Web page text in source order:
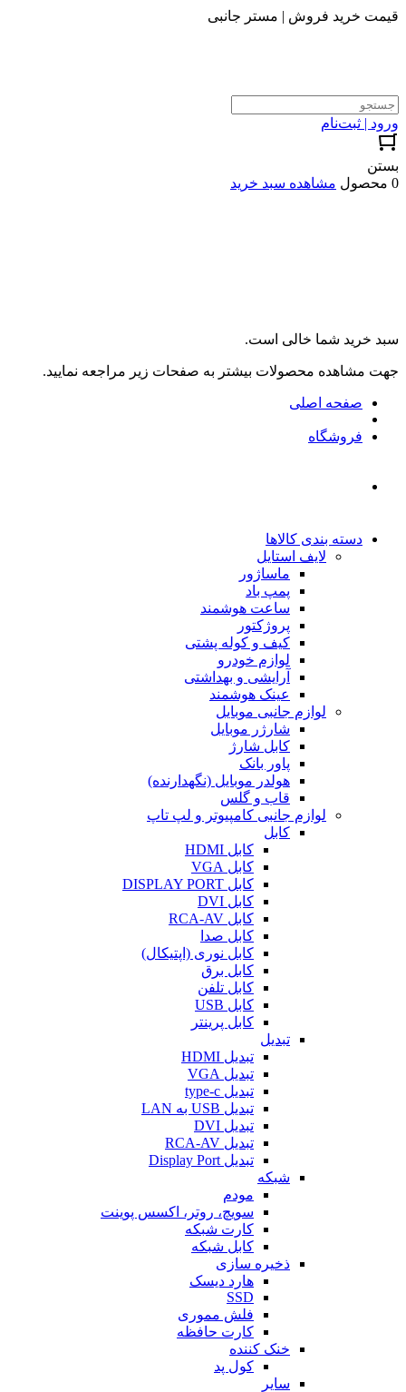
قیمت خرید فروش | مستر جانبی
ورود | ثبت‌نام
بستن
0 محصول
مشاهده سبد خرید
سبد خرید شما خالی است.
جهت مشاهده محصولات بیشتر به صفحات زیر مراجعه نمایید.
صفحه اصلی
فروشگاه
دسته بندی کالاها
لایف استایل
ماساژور
پمپ باد
ساعت هوشمند
پروژکتور
کیف و کوله پشتی
لوازم خودرو
آرایشی و بهداشتی
عینک هوشمند
لوازم جانبی موبایل
شارژر موبایل
کابل شارژ
پاور بانک
هولدر موبایل (نگهدارنده)
قاب و گلس
لوازم جانبی کامپیوتر و لپ تاپ
کابل
کابل HDMI
کابل VGA
کابل DISPLAY PORT
کابل DVI
کابل RCA-AV
کابل صدا
کابل نوری (اپتیکال)
کابل برق
کابل تلفن
کابل USB
کابل پرینتر
تبدیل
تبدیل HDMI
تبدیل VGA
تبدیل type-c
تبدیل USB به LAN
تبدیل DVI
تبدیل RCA-AV
تبدیل Display Port
شبکه
مودم
سویچ، روتر، اکسس پوینت
کارت شبکه
کابل شبکه
ذخیره سازی
هارد دیسک
SSD
فلش مموری
کارت حافظه
خنک کننده
کول پد
سایر